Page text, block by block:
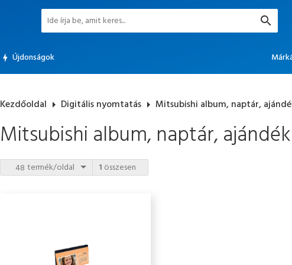
Újdonságok
Kezdőoldal arrow_right Digitális nyomtatás arrow_right Mitsubishi album, naptár,
Mitsubishi album, naptár, ajándék
termék/oldal 1 összesen